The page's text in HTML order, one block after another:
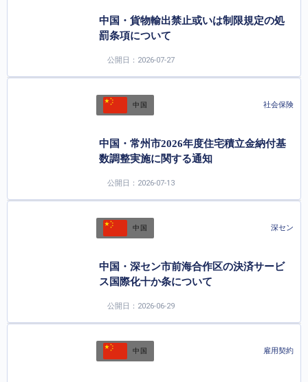
中国・貨物輸出禁止或いは制限規定の処
罰条項について
公開日：2026-07-27
中国 社会保険
中国・常州市2026年度住宅積立金納付基
数調整実施に関する通知
公開日：2026-07-13
中国 深セン
中国・深セン市前海合作区の決済サービ
ス国際化十か条について
公開日：2026-06-29
中国 雇用契約